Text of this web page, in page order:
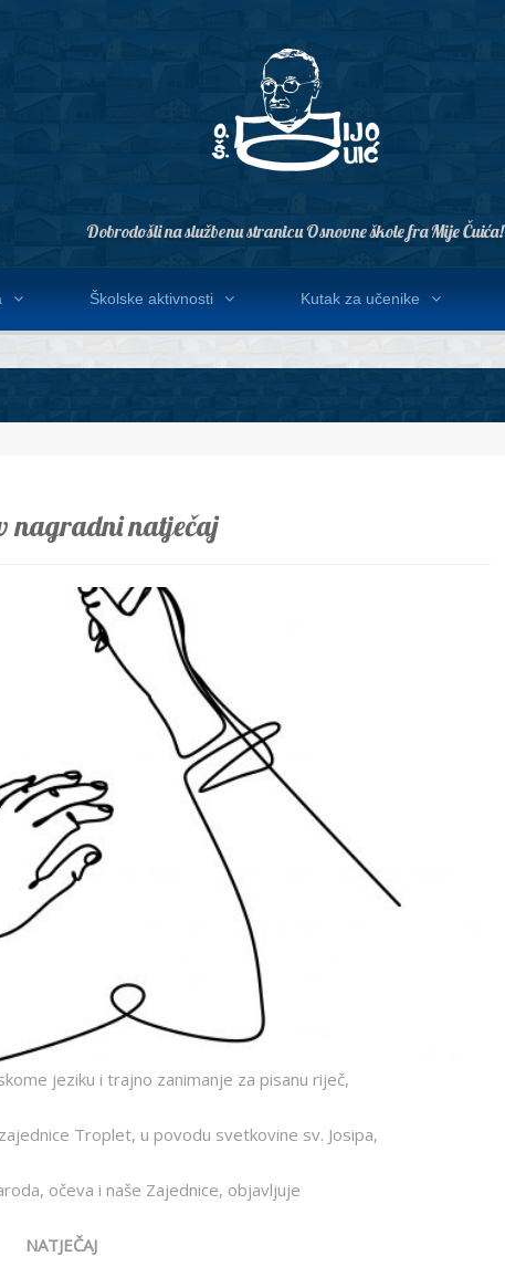
Dobrodošli na službenu stranicu Osnovne škole fra Mije Čuića!
Školske aktivnosti Kutak za učenike
nagradni natječaj
jeziku i trajno zanimanje za pisanu riječ,
Troplet, u povodu svetkovine sv. Josipa,
očeva i naše Zajednice, objavljuje
NATJEČAJ